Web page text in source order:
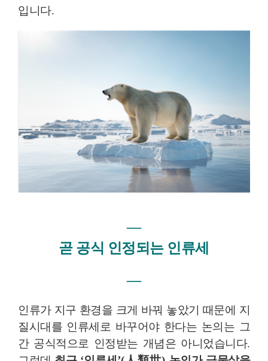
입니다.
―
곧 공식 인정되는 인류세
―
인류가 지구 환경을 크게 바꿔 놓았기 때문에 지
질시대를 인류세로 바꾸어야 한다는 논의는 그
간 공식적으로 인정받는 개념은 아니었습니다.